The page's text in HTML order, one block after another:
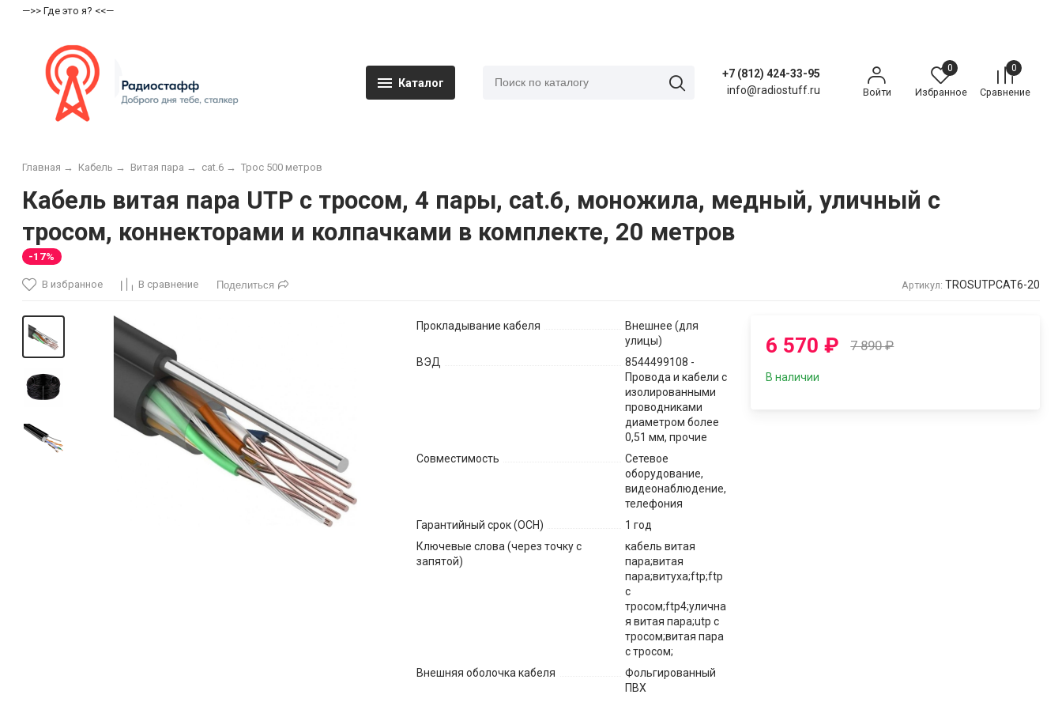
—>> Где это я? <<—
Каталог
+7 (812) 424-33-95
info@radiostuff.ru
Войти
0
Избранное
0
Сравнение
Главная → Кабель → Витая пара → cat.6 → Трос 500 метров
Кабель витая пара UTP с тросом, 4 пары, cat.6, моножила, медный, уличный с
тросом, коннекторами и колпачками в комплекте, 20 метров
-17%
В избранное В сравнение Поделиться Артикул: TROSUTPCAT6-20
Прокладывание кабеля
Внешнее (для
улицы)
ВЭД
8544499108 -
Провода и кабели с
изолированными
проводниками
диаметром более
0,51 мм, прочие
Совместимость
Сетевое
оборудование,
видеонаблюдение,
телефония
Гарантийный срок (ОСН)
1 год
Ключевые слова (через точку с
запятой)
кабель витая
пара;витая
пара;витуха;ftp;ftp
с
тросом;ftp4;улична
я витая пара;utp с
тросом;витая пара
с тросом;
Внешняя оболочка кабеля
Фольгированный
ПВХ
6 570₽ 7 890₽
В наличии